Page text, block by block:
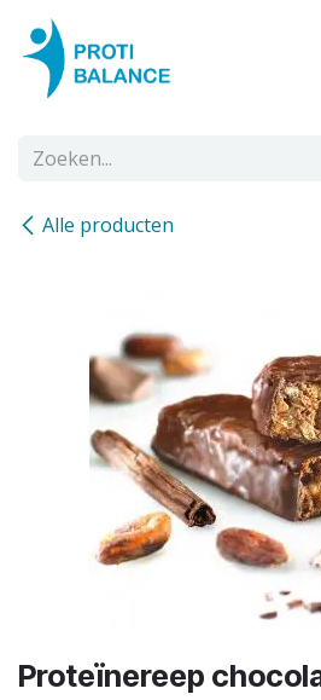
Overslaan naar inhoud
Alle producten
Proteïnereep